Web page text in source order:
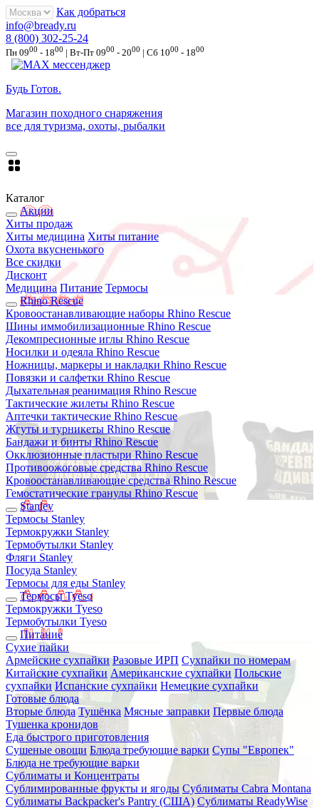
Как добраться
info@bready.ru
8 (800) 302-25-24
Пн 0900 - 1800 | Вт-Пт 0900 - 2000 | Сб 1000 - 1800
Будь Готов.
Магазин походного снаряжения
все для туризма, охоты, рыбалки
Каталог
Акции
Хиты продаж
Хиты медицина Хиты питание
Охота вкусненького
Все скидки
Дисконт
Медицина Питание Термосы
Rhino Rescue
Кровоостанавливающие наборы Rhino Rescue
Шины иммобилизационные Rhino Rescue
Декомпресионные иглы Rhino Rescue
Носилки и одеяла Rhino Rescue
Ножницы, маркеры и накладки Rhino Rescue
Повязки и салфетки Rhino Rescue
Дыхательная реанимация Rhino Rescue
Тактические жилеты Rhino Rescue
Аптечки тактические Rhino Rescue
Жгуты и турникеты Rhino Rescue
Бандажи и бинты Rhino Rescue
Окклюзионные пластыри Rhino Rescue
Противоожоговые средства Rhino Rescue
Кровоостанавливающие средства Rhino Rescue
Гемостатические гранулы Rhino Rescue
Stanley
Термосы Stanley
Термокружки Stanley
Термобутылки Stanley
Фляги Stanley
Посуда Stanley
Термосы для еды Stanley
Термосы Tyeso
Термокружки Tyeso
Термобутылки Tyeso
Питание
Сухие пайки
Армейские сухпайки Разовые ИРП Сухпайки по номерам
Китайские сухпайки Американские сухпайки Польские
сухпайки Испанские сухпайки Немецкие сухпайки
Готовые блюда
Вторые блюда Тушёнка Мясные заправки Первые блюда
Тушенка кронидов
Еда быстрого приготовления
Сушеные овощи Блюда требующие варки Супы "Европек"
Блюда не требующие варки
Сублиматы и Концентраты
Сублимированные фрукты и ягоды Сублиматы Cabra Montana
Сублиматы Backpacker's Pantry (США) Сублиматы ReadyWise